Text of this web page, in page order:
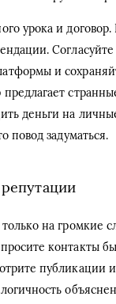
урока и договор.
Согласуйте
и
деньги на
повод задуматься.
на громкие
контакты
публикации